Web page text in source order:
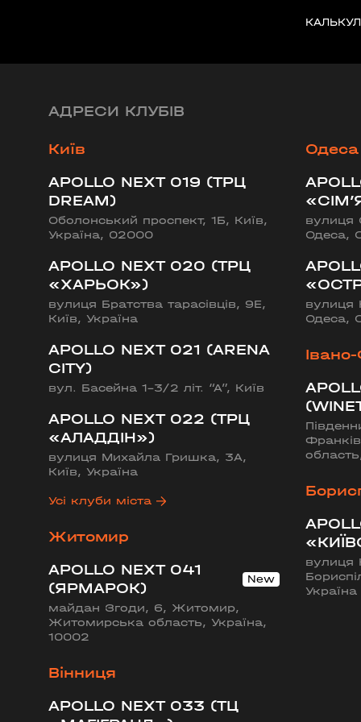
вулиця Київський шлях, 14ж, Бориспіль,
АДРЕСИ КЛУБІВ
Київ
APOLLO NEXT 019 (ТРЦ
DREAM)
Оболонський проспект, 1Б, Київ,
Україна, 02000
APOLLO NEXT 020 (ТРЦ
«ХАРЬОК»)
вулиця Братства тарасівців, 9Е,
Київ, Україна
APOLLO NEXT 021 (ARENA
CITY)
вул. Басейна 1-3/2 літ. “А”, Київ
APOLLO NEXT 022 (ТРЦ
«АЛАДДІН»)
вулиця Михайла Гришка, 3А,
Київ, Україна
Усі клуби міста
Одеса
вулиця
Одеса,
вулиця
Одеса,
Житомир
APOLLO NEXT 041
(ЯРМАРОК)
майдан Згоди, 6, Житомир,
Житомирська область, Україна,
10002
Вінниця
APOLLO NEXT 033 (ТЦ
вулиця
Україна